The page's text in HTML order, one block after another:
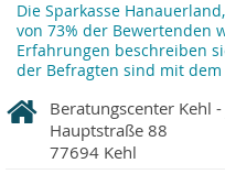
Die Sparkasse
von 73% der Bewertenden
Erfahrungen beschreiben
der Befragten sind mit
Beratungscenter Kehl
Hauptstraße 88
77694 Kehl